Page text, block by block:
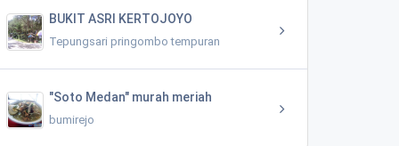
BUKIT ASRI KERTOJOYO
Tepungsari pringombo tempuran
"Soto Medan" murah meriah
bumirejo